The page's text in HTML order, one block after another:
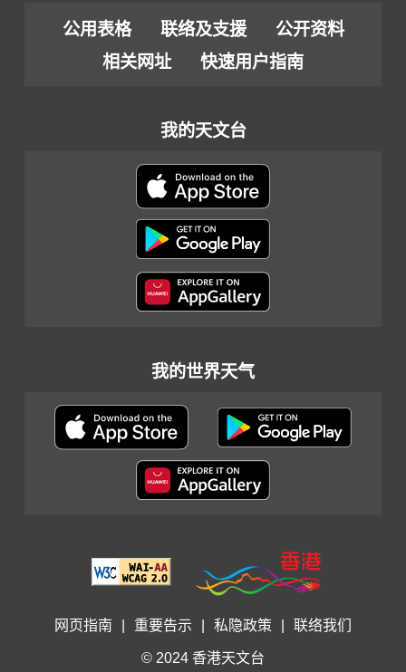
公用表格 联络及支援
公开资料
相关网址
快速用户指南
我的天文台
我的世界天气
网页指南 重要告示 私隐政策 联络我们
© 2024 香港天文台